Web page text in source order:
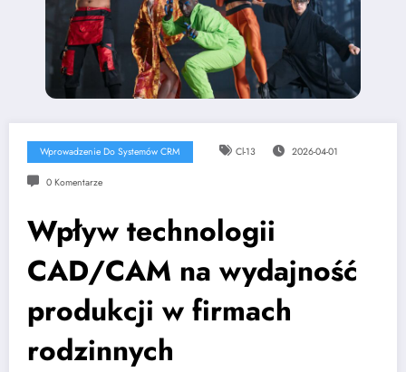
Wprowadzenie Do Systemów CRM Cl-13 2026-04-01
0 Komentarze
Wpływ technologii
CAD/CAM na wydajność
produkcji w firmach
rodzinnych